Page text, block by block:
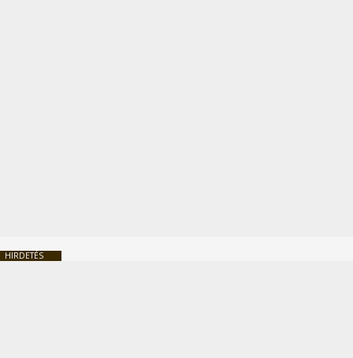
HIRDETÉS